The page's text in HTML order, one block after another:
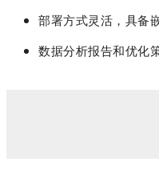
部署方式灵活，具备
数据分析报告和优化